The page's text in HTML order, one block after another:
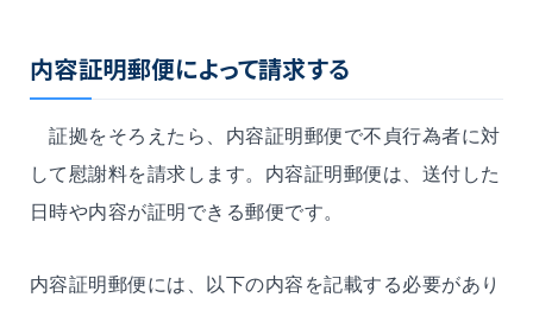
内容証明郵便によって請求する
証拠をそろえたら、内容証明郵便で不貞行為者に対
して慰謝料を請求します。内容証明郵便は、送付した
日時や内容が証明できる郵便です。
内容証明郵便には、以下の内容を記載する必要があり